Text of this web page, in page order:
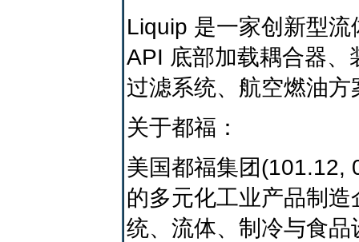
Liquip 是一家创新型
API 底部加载耦合器、
过滤系统、航空燃油方
关于都福：
美国都福集团(101.12,
的多元化工业产品制
统、流体、制冷与食